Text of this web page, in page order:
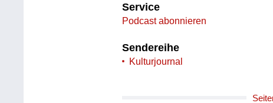
Service
Podcast abonnieren
Sendereihe
Kulturjournal